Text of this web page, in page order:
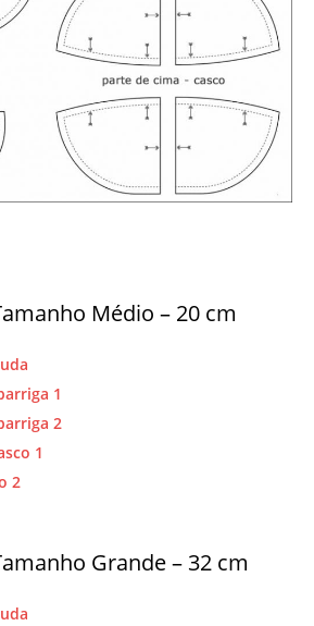
Médio – 20 cm
1
2
1
2
Grande – 32 cm